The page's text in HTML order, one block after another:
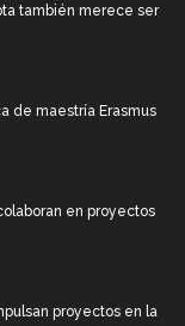
también merece ser
de maestría Erasmus
en proyectos
proyectos en la